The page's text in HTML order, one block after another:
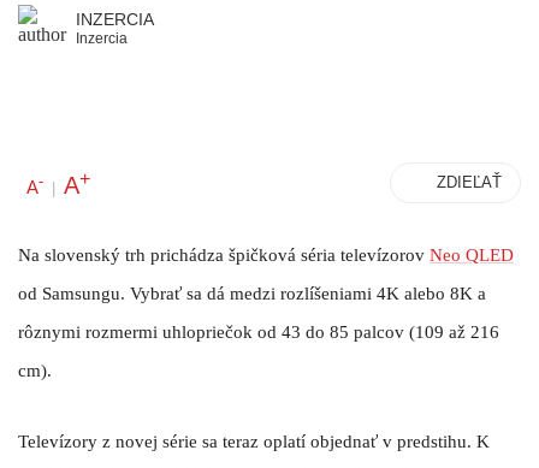
INZERCIA
Inzercia
A- | A+ ZDIEĽAŤ
Na slovenský trh prichádza špičková séria televízorov Neo QLED
od Samsungu. Vybrať sa dá medzi rozlíšeniami 4K alebo 8K a
rôznymi rozmermi uhlopriečok od 43 do 85 palcov (109 až 216
cm).
Televízory z novej série sa teraz oplatí objednať v predstihu. K